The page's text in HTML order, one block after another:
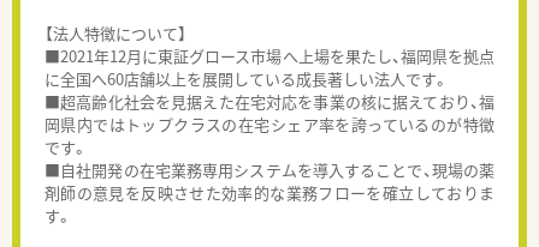
【法人特徴について】
■2021年12月に東証グロース市場へ上場を果たし、福岡県を拠点
に全国へ60店舗以上を展開している成長著しい法人です。
■超高齢化社会を見据えた在宅対応を事業の核に据えており、福
岡県内ではトップクラスの在宅シェア率を誇っているのが特徴
です。
■自社開発の在宅業務専用システムを導入することで、現場の薬
剤師の意見を反映させた効率的な業務フローを確立しておりま
す。